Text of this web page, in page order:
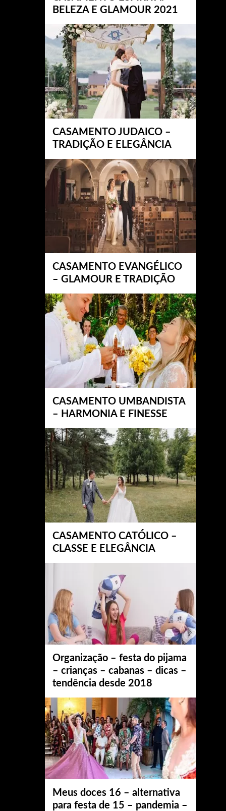
BELEZA E GLAMOUR 2021
CASAMENTO JUDAICO –
TRADIÇÃO E ELEGÂNCIA
CASAMENTO EVANGÉLICO
– GLAMOUR E TRADIÇÃO
CASAMENTO UMBANDISTA
– HARMONIA E FINESSE
CASAMENTO CATÓLICO –
CLASSE E ELEGÂNCIA
Organização – festa do pijama
– crianças – cabanas – dicas –
tendência desde 2018
Meus doces 16 – alternativa
para festa de 15 – pandemia –